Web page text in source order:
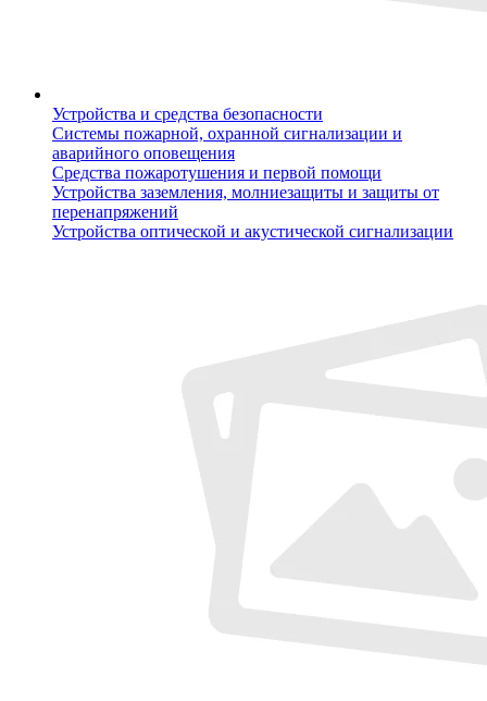
Устройства и средства безопасности
Системы пожарной, охранной сигнализации и
аварийного оповещения
Средства пожаротушения и первой помощи
Устройства заземления, молниезащиты и защиты от
перенапряжений
Устройства оптической и акустической сигнализации